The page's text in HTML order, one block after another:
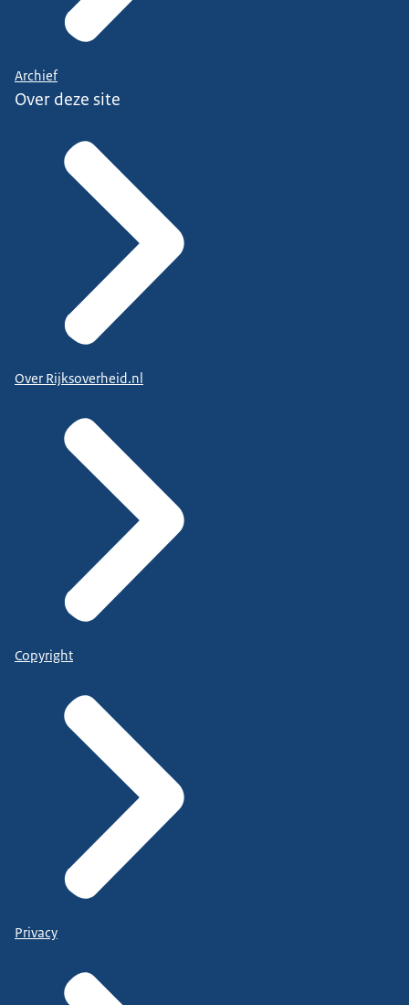
Archief
Over deze site
Over Rijksoverheid.nl
Copyright
Privacy